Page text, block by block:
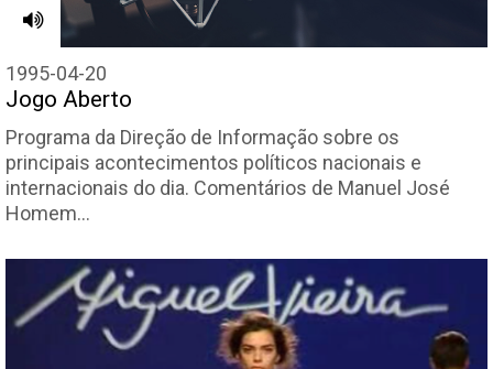
1995-04-20
Jogo Aberto
Programa da Direção de Informação sobre os
principais acontecimentos políticos nacionais e
internacionais do dia. Comentários de Manuel José
Homem…